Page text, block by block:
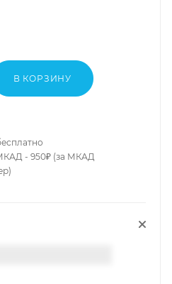
В КОРЗИНУ
- 950₽ (за МКАД